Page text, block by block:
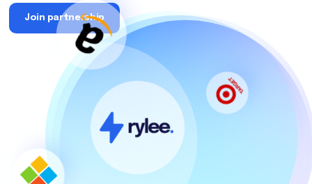
Join partnership